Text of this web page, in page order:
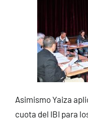
Asimismo Yaiza
cuota del IBI para